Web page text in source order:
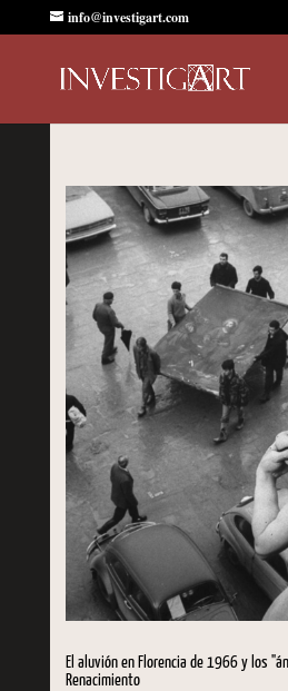
info@investigart.com
El aluvión en Florencia de 1966 y los
Renacimiento